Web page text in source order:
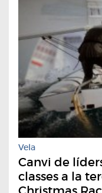
Vela
Canvi de
classes a la